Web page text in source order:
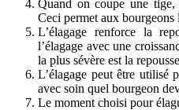
Quand on coupe une tige,
Ceci permet aux bourgeons
L’élagage renforce la
l’élagage avec une
la plus sévère est la
L’élagage peut être utilisé
avec soin quel bourgeon
Le moment choisi pour